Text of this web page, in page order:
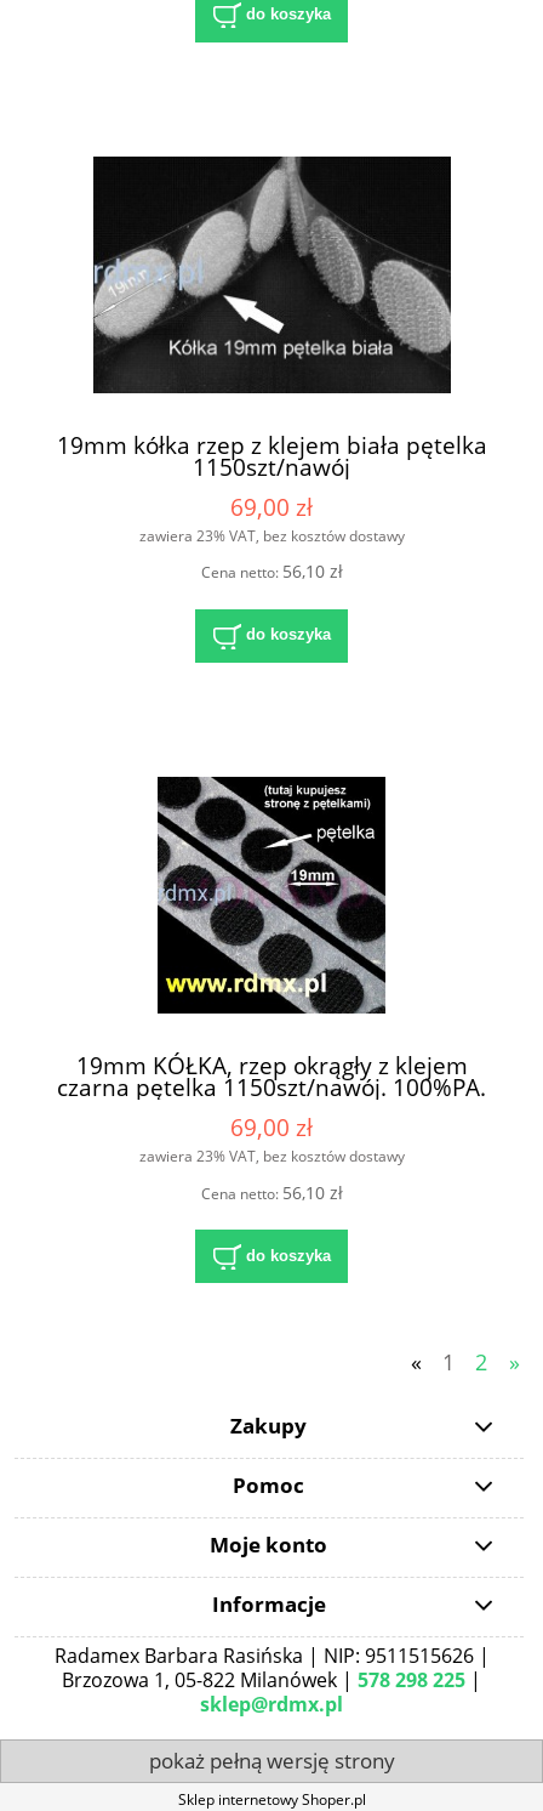
do koszyka
19mm kółka rzep z klejem biała pętelka
1150szt/nawój
69,00 zł
zawiera 23% VAT, bez kosztów dostawy
Cena netto: 56,10 zł
do koszyka
19mm KÓŁKA, rzep okrągły z klejem
czarna pętelka 1150szt/nawój. 100%PA.
69,00 zł
zawiera 23% VAT, bez kosztów dostawy
Cena netto: 56,10 zł
do koszyka
« 1 2 »
Zakupy
Pomoc
Moje konto
Informacje
Radamex Barbara Rasińska | NIP: 9511515626 |
Brzozowa 1, 05-822 Milanówek | 578 298 225 |
sklep@rdmx.pl
pokaż pełną wersję strony
Sklep internetowy Shoper.pl